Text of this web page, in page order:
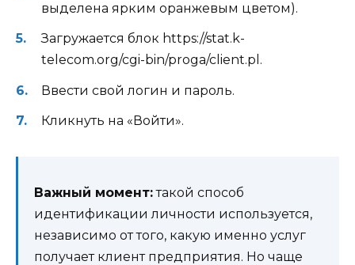
выделена ярким оранжевым цветом).
Загружается блок https://stat.k-
telecom.org/cgi-bin/proga/client.pl.
Ввести свой логин и пароль.
Кликнуть на «Войти».
Важный момент:такой способ
идентификации личности используется,
независимо от того, какую именно услуг
получает клиент предприятия. Но чаще